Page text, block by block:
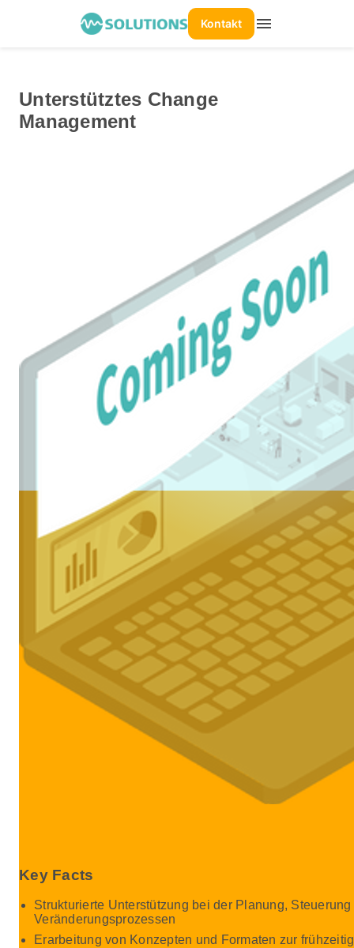
Kontakt menu
Unterstütztes Change
Management
Key Facts
Strukturierte Unterstützung bei der Planung,
Veränderungsprozessen
Erarbeitung von Konzepten und Formaten zur